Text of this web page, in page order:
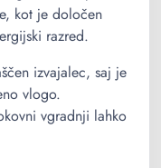
kot je določen
razred.
izvajalec, saj je
vlogo.
vgradnji lahko